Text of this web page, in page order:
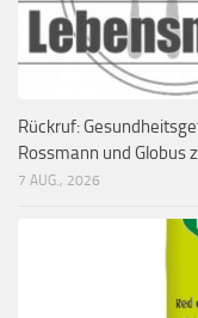
Rückruf:
Rossmann und Globus
7 AUG., 2026